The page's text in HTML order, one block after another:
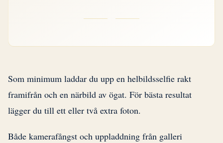
Som minimum laddar du upp en helbildsselfie rakt
framifrån och en närbild av ögat. För bästa resultat
lägger du till ett eller två extra foton.
Både kamerafångst och uppladdning från galleri